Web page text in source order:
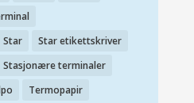
Star
Star etikettskriver
Stasjonære terminaler
Termopapir